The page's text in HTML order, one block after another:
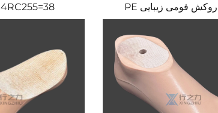
4RC255=38 آداپتور دوبل